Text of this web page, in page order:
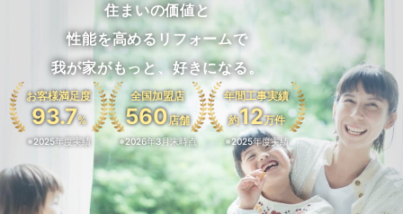
住まいの価値と
性能を高めるリフォームで
我が家がもっと、好きになる。
お客様満足度
93.7%
※2025年度実績
全国加盟店
560店舗
※2026年3月末時点
年間工事実績
約12万件
※2025年度実績